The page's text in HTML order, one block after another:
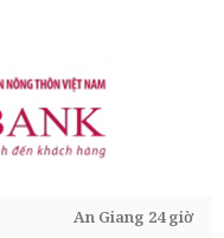
An Giang 24 giờ